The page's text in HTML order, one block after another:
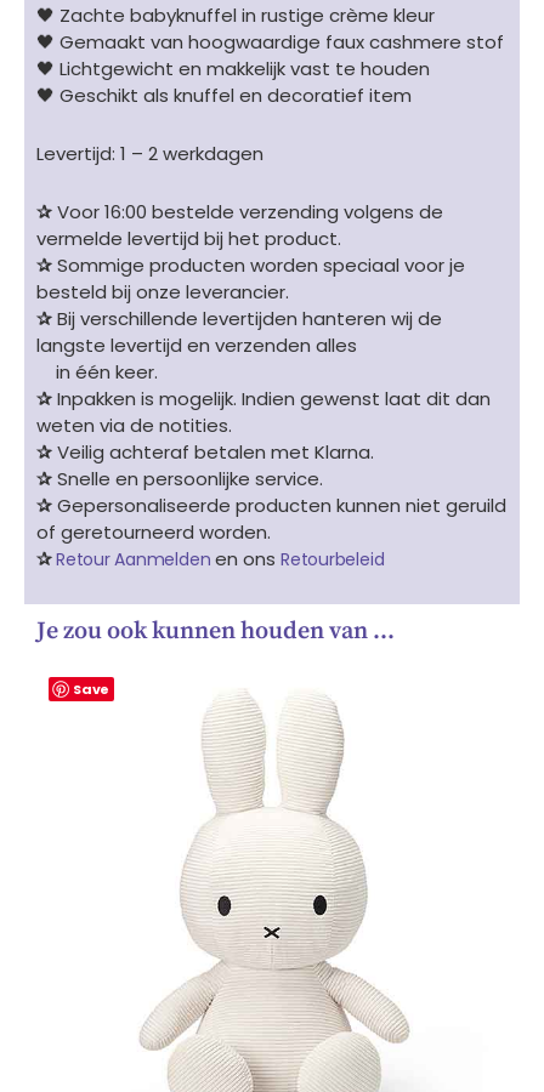
🖤 Zachte babyknuffel in rustige crème kleur
🖤 Gemaakt van hoogwaardige faux cashmere stof
🖤 Lichtgewicht en makkelijk vast te houden
🖤 Geschikt als knuffel en decoratief item
Levertijd: 1 – 2 werkdagen
✰Voor 16:00 bestelde verzending volgens de
vermelde levertijd bij het product.
✰Sommige producten worden speciaal voor je
besteld bij onze leverancier.
✰Bij verschillende levertijden hanteren wij de
langste levertijd en verzenden alles
in één keer.
✰Inpakken is mogelijk. Indien gewenst laat dit dan
weten via de notities.
✰Veilig achteraf betalen met Klarna.
✰Snelle en persoonlijke service.
✰Gepersonaliseerde producten kunnen niet geruild
of geretourneerd worden.
✰Retour Aanmelden en ons Retourbeleid
Je zou ook kunnen houden van …
Save